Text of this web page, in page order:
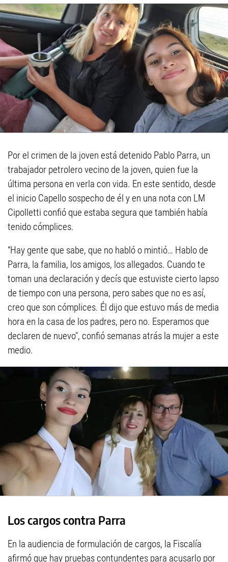
Por el crimen de la joven está detenido Pablo Parra, un
trabajador petrolero vecino de la joven, quien fue la
última persona en verla con vida. En este sentido, desde
el inicio Capello sospecho de él y en una nota con LM
Cipolletti confió que estaba segura que también había
tenido cómplices.
“Hay gente que sabe, que no habló o mintió… Hablo de
Parra, la familia, los amigos, los allegados. Cuando te
toman una declaración y decís que estuviste cierto lapso
de tiempo con una persona, pero sabes que no es así,
creo que son cómplices. Él dijo que estuvo más de media
hora en la casa de los padres, pero no. Esperamos que
declaren de nuevo", confió semanas atrás la mujer a este
medio.
Los cargos contra Parra
En la audiencia de formulación de cargos, la Fiscalía
afirmó que hay pruebas contundentes para acusarlo por